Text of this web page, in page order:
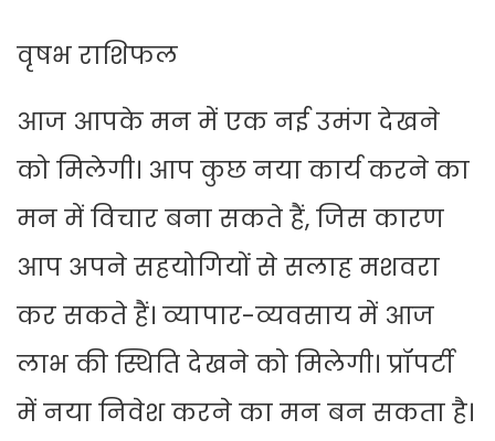
वृषभ राशिफल
आज आपके मन में एक नई उमंग देखने
को मिलेगी। आप कुछ नया कार्य करने का
मन में विचार बना सकते हैं, जिस कारण
आप अपने सहयोगियों से सलाह मशवरा
कर सकते हैं। व्यापार-व्यवसाय में आज
लाभ की स्थिति देखने को मिलेगी। प्रॉपर्टी
में नया निवेश करने का मन बन सकता है।